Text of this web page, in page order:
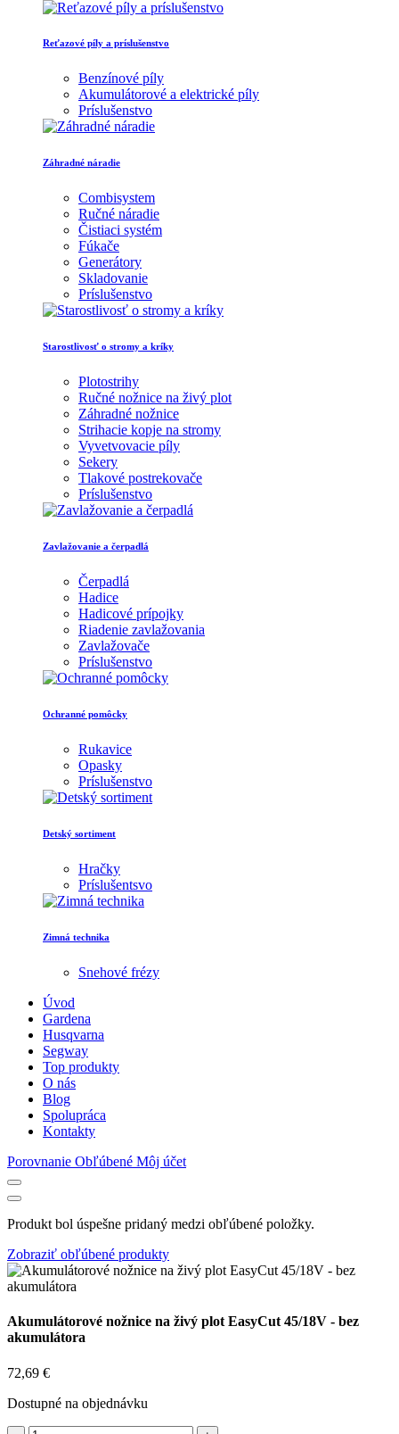
Reťazové píly a príslušenstvo
Benzínové píly
Akumulátorové a elektrické píly
Príslušenstvo
Záhradné náradie
Combisystem
Ručné náradie
Čistiaci systém
Fúkače
Generátory
Skladovanie
Príslušenstvo
Starostlivosť o stromy a kríky
Plotostrihy
Ručné nožnice na živý plot
Záhradné nožnice
Strihacie kopje na stromy
Vyvetvovacie píly
Sekery
Tlakové postrekovače
Príslušenstvo
Zavlažovanie a čerpadlá
Čerpadlá
Hadice
Hadicové prípojky
Riadenie zavlažovania
Zavlažovače
Príslušenstvo
Ochranné pomôcky
Rukavice
Opasky
Príslušenstvo
Detský sortiment
Hračky
Príslušentsvo
Zimná technika
Snehové frézy
Úvod
Gardena
Husqvarna
Segway
Top produkty
O nás
Blog
Spolupráca
Kontakty
Porovnanie Obľúbené Môj účet
Produkt bol úspešne pridaný medzi obľúbené položky.
Zobraziť obľúbené produkty
Akumulátorové nožnice na živý plot EasyCut 45/18V - bez
akumulátora
72,69 €
Dostupné na objednávku